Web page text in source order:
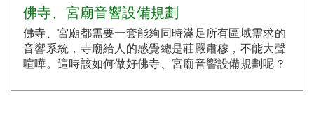
佛寺、宮廟音響設備規劃
佛寺、宮廟都需要一套能夠同時滿足所有區域需求的
音響系統，寺廟給人的感覺總是莊嚴肅穆，不能大聲
喧嘩。這時該如何做好佛寺、宮廟音響設備規劃呢？